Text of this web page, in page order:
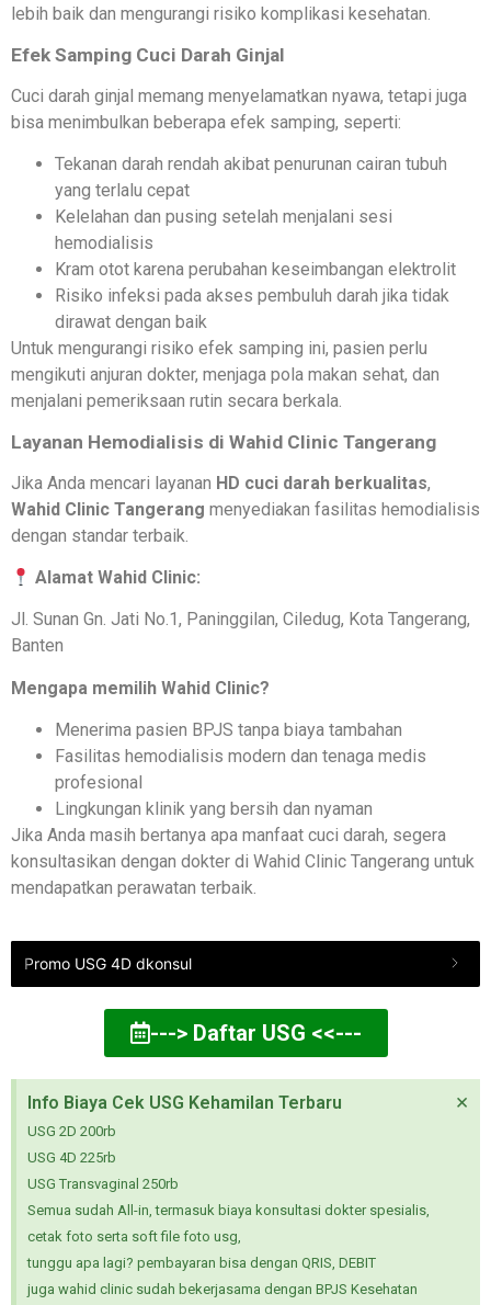
lebih baik dan mengurangi risiko komplikasi kesehatan.
Efek Samping Cuci Darah Ginjal
Cuci darah ginjal memang menyelamatkan nyawa, tetapi juga
bisa menimbulkan beberapa efek samping, seperti:
Tekanan darah rendah akibat penurunan cairan tubuh
yang terlalu cepat
Kelelahan dan pusing setelah menjalani sesi
hemodialisis
Kram otot karena perubahan keseimbangan elektrolit
Risiko infeksi pada akses pembuluh darah jika tidak
dirawat dengan baik
Untuk mengurangi risiko efek samping ini, pasien perlu
mengikuti anjuran dokter, menjaga pola makan sehat, dan
menjalani pemeriksaan rutin secara berkala.
Layanan Hemodialisis di Wahid Clinic Tangerang
Jika Anda mencari layanan HD cuci darah berkualitas,
Wahid Clinic Tangerang menyediakan fasilitas hemodialisis
dengan standar terbaik.
Alamat Wahid Clinic:
Jl. Sunan Gn. Jati No.1, Paninggilan, Ciledug, Kota Tangerang,
Banten
Mengapa memilih Wahid Clinic?
Menerima pasien BPJS tanpa biaya tambahan
Fasilitas hemodialisis modern dan tenaga medis
profesional
Lingkungan klinik yang bersih dan nyaman
Jika Anda masih bertanya apa manfaat cuci darah, segera
konsultasikan dengan dokter di Wahid Clinic Tangerang untuk
mendapatkan perawatan terbaik.
Promo USG 4D dkonsul
---> Daftar USG <<---
Info Biaya Cek USG Kehamilan Terbaru
USG 2D 200rb
USG 4D 225rb
USG Transvaginal 250rb
Semua sudah All-in, termasuk biaya konsultasi dokter spesialis,
cetak foto serta soft file foto usg,
tunggu apa lagi? pembayaran bisa dengan QRIS, DEBIT
juga wahid clinic sudah bekerjasama dengan BPJS Kesehatan
×